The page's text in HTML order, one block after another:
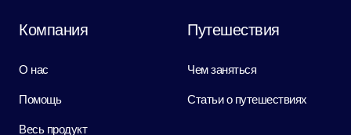
Компания
О нас
Помощь
Весь продукт
Путешествия
Чем заняться
Статьи о путешествиях